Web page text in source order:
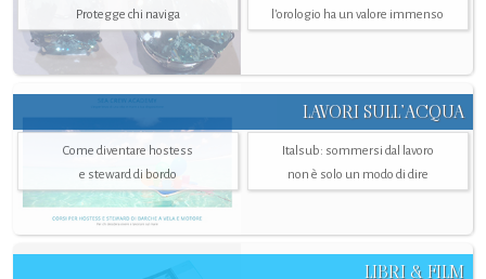
Protegge chi naviga
l'orologio ha un valore immenso
LAVORI SULL’ACQUA
Come diventare hostess
e steward di bordo
Italsub: sommersi dal lavoro
non è solo un modo di dire
LIBRI & FILM